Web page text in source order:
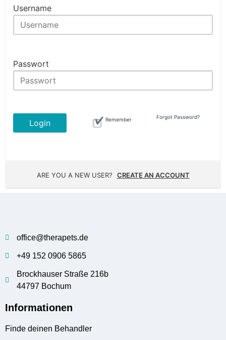
Username
Passwort
Login Remember Forgot Password?
ARE YOU A NEW USER? CREATE AN ACCOUNT
office@therapets.de
+49 152 0906 5865
Brockhauser Straße 216b
44797 Bochum
Informationen
Finde deinen Behandler